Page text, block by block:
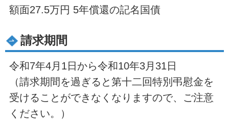
額面27.5万円 5年償還の記名国債
請求期間
令和7年4月1日から令和10年3月31日
（請求期間を過ぎると第十二回特別弔慰金を
受けることができなくなりますので、ご注意
ください。）